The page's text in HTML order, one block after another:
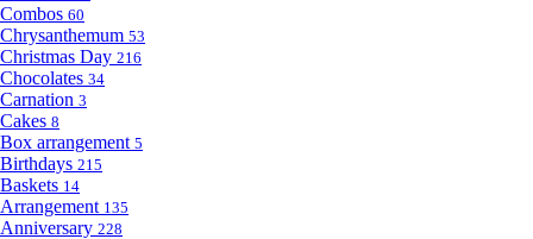
Combos 60
Chrysanthemum 53
Christmas Day 216
Chocolates 34
Carnation 3
Cakes 8
Box arrangement 5
Birthdays 215
Baskets 14
Arrangement 135
Anniversary 228